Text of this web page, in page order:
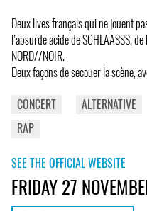
Deux lives français qui ne jouent
l’absurde acide de SCHLAASSS,
NORD//NOIR.
Deux façons de secouer la scène,
CONCERT
ALTERNATIVE
RAP
SEE THE OFFICIAL WEBSITE
FRIDAY 27